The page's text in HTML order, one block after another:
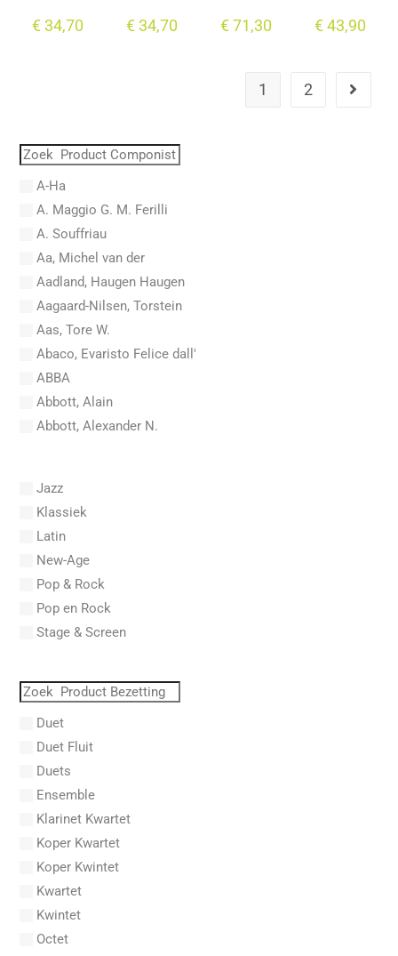
€34,70 €34,70 €71,30 €43,90
1 2
A-Ha
A. Maggio G. M. Ferilli
A. Souffriau
Aa, Michel van der
Aadland, Haugen Haugen
Aagaard-Nilsen, Torstein
Aas, Tore W.
Abaco, Evaristo Felice dall'
ABBA
Abbott, Alain
Abbott, Alexander N.
Abel, Lex
Aberg, Johan Ludvig
Aboucaya, Christian
Aboulker, Isabelle
Abraham, Paul
Abrams, Lester
Abreu, Zequinha
Absil, Jean
AC/DC
Acker, Dieter
Acosta, Omar
Jazz
Klassiek
Latin
New-Age
Pop & Rock
Pop en Rock
Stage & Screen
Duet
Duet Fluit
Duets
Ensemble
Klarinet Kwartet
Koper Kwartet
Koper Kwintet
Kwartet
Kwintet
Octet